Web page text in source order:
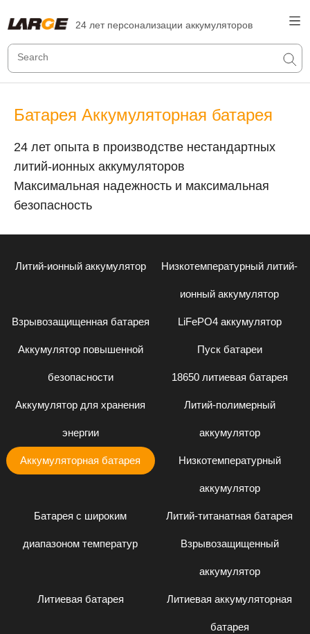
24 лет персонализации аккумуляторов
Батарея Аккумуляторная батарея
24 лет опыта в производстве нестандартных
литий-ионных аккумуляторов
Максимальная надежность и максимальная
безопасность
Литий-ионный аккумулятор Низкотемпературный литий-
ионный аккумулятор
Взрывозащищенная батарея LiFePO4 аккумулятор
Аккумулятор повышенной
безопасности
Пуск батареи
18650 литиевая батарея
Аккумулятор для хранения
энергии
Литий-полимерный
аккумулятор
Аккумуляторная батарея Низкотемпературный
аккумулятор
Батарея с широким
диапазоном температур
Литий-титанатная батарея
Взрывозащищенный
аккумулятор
Литиевая батарея Литиевая аккумуляторная
батарея